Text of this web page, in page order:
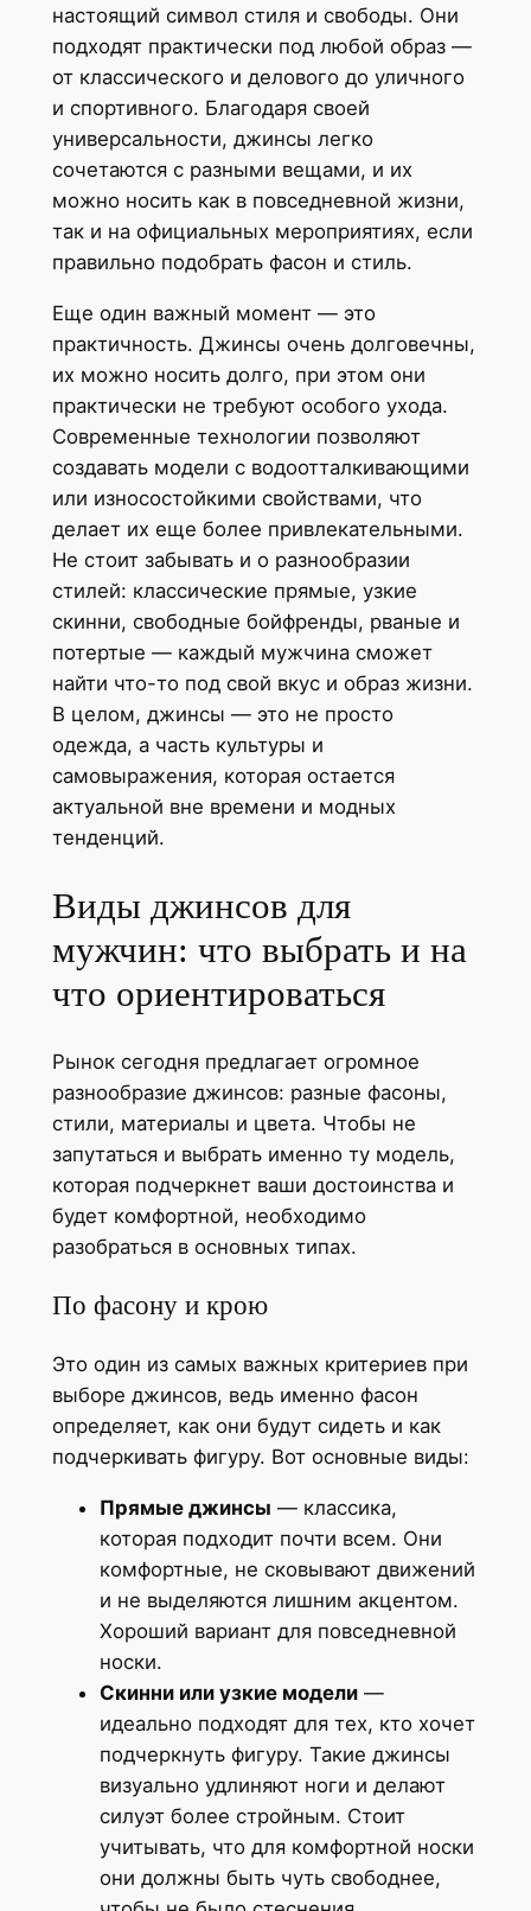
настоящий символ стиля и свободы. Они
подходят практически под любой образ —
от классического и делового до уличного
и спортивного. Благодаря своей
универсальности, джинсы легко
сочетаются с разными вещами, и их
можно носить как в повседневной жизни,
так и на официальных мероприятиях, если
правильно подобрать фасон и стиль.
Еще один важный момент — это
практичность. Джинсы очень долговечны,
их можно носить долго, при этом они
практически не требуют особого ухода.
Современные технологии позволяют
создавать модели с водоотталкивающими
или износостойкими свойствами, что
делает их еще более привлекательными.
Не стоит забывать и о разнообразии
стилей: классические прямые, узкие
скинни, свободные бойфренды, рваные и
потертые — каждый мужчина сможет
найти что-то под свой вкус и образ жизни.
В целом, джинсы — это не просто
одежда, а часть культуры и
самовыражения, которая остается
актуальной вне времени и модных
тенденций.
Виды джинсов для
мужчин: что выбрать и на
что ориентироваться
Рынок сегодня предлагает огромное
разнообразие джинсов: разные фасоны,
стили, материалы и цвета. Чтобы не
запутаться и выбрать именно ту модель,
которая подчеркнет ваши достоинства и
будет комфортной, необходимо
разобраться в основных типах.
По фасону и крою
Это один из самых важных критериев при
выборе джинсов, ведь именно фасон
определяет, как они будут сидеть и как
подчеркивать фигуру. Вот основные виды:
Прямые джинсы — классика,
которая подходит почти всем. Они
комфортные, не сковывают движений
и не выделяются лишним акцентом.
Хороший вариант для повседневной
носки.
Скинни или узкие модели—
идеально подходят для тех, кто хочет
подчеркнуть фигуру. Такие джинсы
визуально удлиняют ноги и делают
силуэт более стройным. Стоит
учитывать, что для комфортной носки
они должны быть чуть свободнее,